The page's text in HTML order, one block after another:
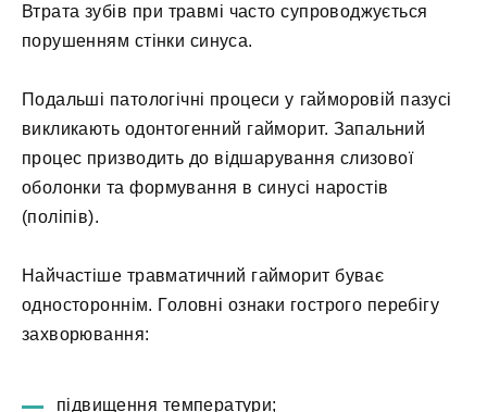
Втрата зубів при травмі часто супроводжується
порушенням стінки синуса.
Подальші патологічні процеси у гайморовій пазусі
викликають одонтогенний гайморит. Запальний
процес призводить до відшарування слизової
оболонки та формування в синусі наростів
(поліпів).
Найчастіше травматичний гайморит буває
одностороннім. Головні ознаки гострого перебігу
захворювання:
підвищення температури;